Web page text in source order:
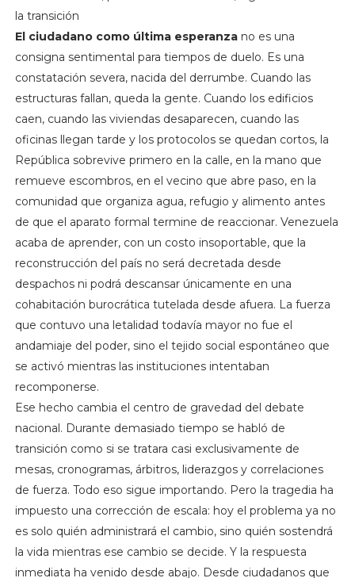
la transición
El ciudadano como última esperanzano es una
consigna sentimental para tiempos de duelo. Es una
constatación severa, nacida del derrumbe. Cuando las
estructuras fallan, queda la gente. Cuando los edificios
caen, cuando las viviendas desaparecen, cuando las
oficinas llegan tarde y los protocolos se quedan cortos, la
República sobrevive primero en la calle, en la mano que
remueve escombros, en el vecino que abre paso, en la
comunidad que organiza agua, refugio y alimento antes
de que el aparato formal termine de reaccionar. Venezuela
acaba de aprender, con un costo insoportable, que la
reconstrucción del país no será decretada desde
despachos ni podrá descansar únicamente en una
cohabitación burocrática tutelada desde afuera. La fuerza
que contuvo una letalidad todavía mayor no fue el
andamiaje del poder, sino el tejido social espontáneo que
se activó mientras las instituciones intentaban
recomponerse.
Ese hecho cambia el centro de gravedad del debate
nacional. Durante demasiado tiempo se habló de
transición como si se tratara casi exclusivamente de
mesas, cronogramas, árbitros, liderazgos y correlaciones
de fuerza. Todo eso sigue importando. Pero la tragedia ha
impuesto una corrección de escala: hoy el problema ya no
es solo quién administrará el cambio, sino quién sostendrá
la vida mientras ese cambio se decide. Y la respuesta
inmediata ha venido desde abajo. Desde ciudadanos que